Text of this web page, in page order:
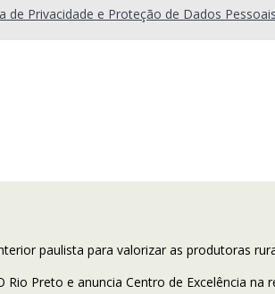
de Privacidade e Proteção de Dados Pessoais
paulista para valorizar as produtoras
Preto e anuncia Centro de Excelência na